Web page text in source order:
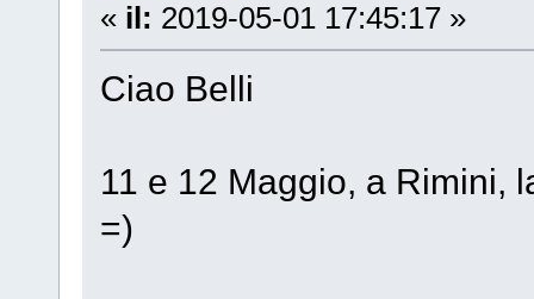
« il: 2019-05-01 17:45:17 »
Ciao Belli
11 e 12 Maggio, a Rimini,
=)